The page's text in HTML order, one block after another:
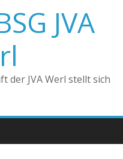
JVA
der JVA Werl stellt sich